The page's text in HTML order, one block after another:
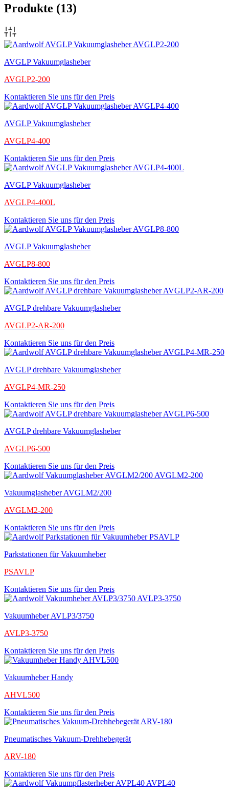
Produkte (13)
AVGLP Vakuumglasheber
AVGLP2-200
Kontaktieren Sie uns für den Preis
AVGLP Vakuumglasheber
AVGLP4-400
Kontaktieren Sie uns für den Preis
AVGLP Vakuumglasheber
AVGLP4-400L
Kontaktieren Sie uns für den Preis
AVGLP Vakuumglasheber
AVGLP8-800
Kontaktieren Sie uns für den Preis
AVGLP drehbare Vakuumglasheber
AVGLP2-AR-200
Kontaktieren Sie uns für den Preis
AVGLP drehbare Vakuumglasheber
AVGLP4-MR-250
Kontaktieren Sie uns für den Preis
AVGLP drehbare Vakuumglasheber
AVGLP6-500
Kontaktieren Sie uns für den Preis
Vakuumglasheber AVGLM2/200
AVGLM2-200
Kontaktieren Sie uns für den Preis
Parkstationen für Vakuumheber
PSAVLP
Kontaktieren Sie uns für den Preis
Vakuumheber AVLP3/3750
AVLP3-3750
Kontaktieren Sie uns für den Preis
Vakuumheber Handy
AHVL500
Kontaktieren Sie uns für den Preis
Pneumatisches Vakuum-Drehhebegerät
ARV-180
Kontaktieren Sie uns für den Preis